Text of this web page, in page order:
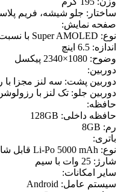
ساختار: جلو شیشه، فریم
صفحه نمایش:
نوع: Super AMOLED با نسبت سطح صفحه نمایش به بدنه حدود 82.4 درصد
اندازه: 6.5 اینچ
وضوح: 1080×2340 پیکسل
دوربین:
دوربین پشت: سه لنز مجزا با رزولوشن 50 مگاپیکسل (واید)، 5 مگاپیکسل
دوربین جلو: تک لنز با رزولوشن 13
حافظه:
حافظه داخلی: 128GB
رم: 8GB
باتری:
نوع: Li-Po 5000 mAh قابل شارژ
شارژ: 25 وات با سیم
سایر امکانات:
سیستم عامل: Android